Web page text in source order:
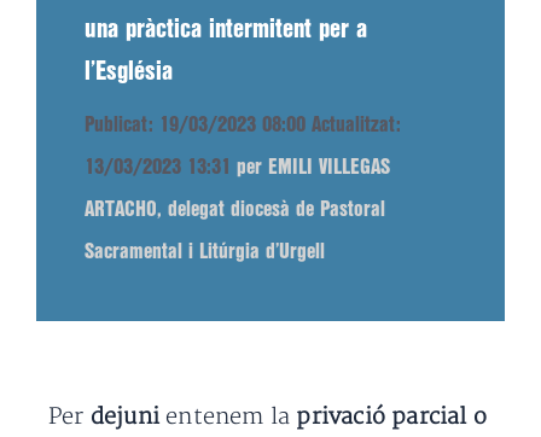
una pràctica intermitent per a
l’Església
Publicat: 19/03/2023 08:00 Actualitzat:
13/03/2023 13:31 per EMILI VILLEGAS
ARTACHO, delegat diocesà de Pastoral
Sacramental i Litúrgia d’Urgell
Per dejuni entenem la privació parcial o